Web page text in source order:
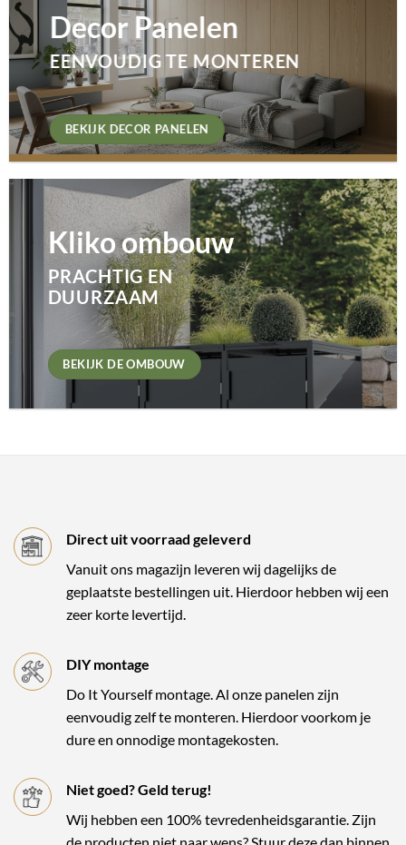
Decor Panelen
EENVOUDIG TE MONTEREN
BEKIJK DECOR PANELEN
Kliko ombouw
PRACHTIG EN
DUURZAAM
BEKIJK DE OMBOUW
Direct uit voorraad geleverd
Vanuit ons magazijn leveren wij dagelijks de
geplaatste bestellingen uit. Hierdoor hebben wij een
zeer korte levertijd.
DIY montage
Do It Yourself montage. Al onze panelen zijn
eenvoudig zelf te monteren. Hierdoor voorkom je
dure en onnodige montagekosten.
Niet goed? Geld terug!
Wij hebben een 100% tevredenheidsgarantie. Zijn
de producten niet naar wens? Stuur deze dan binnen